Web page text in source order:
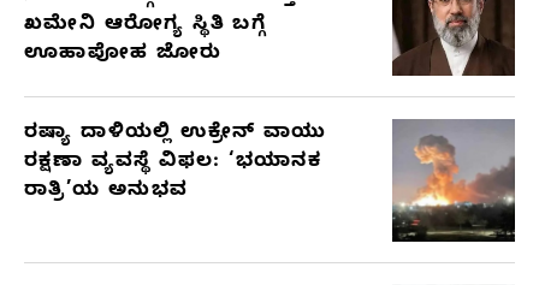
ಖಮೇನಿ ಆರೋಗ್ಯ ಸ್ಥಿತಿ ಬಗ್ಗೆ
ಊಹಾಪೋಹ ಜೋರು
ರಷ್ಯಾ ದಾಳಿಯಲ್ಲಿ ಉಕ್ರೇನ್ ವಾಯು
ರಕ್ಷಣಾ ವ್ಯವಸ್ಥೆ ವಿಫಲ: ‘ಭಯಾನಕ
ರಾತ್ರಿ’ಯ ಅನುಭವ